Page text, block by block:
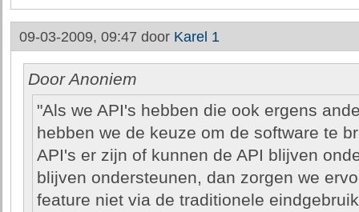
09-03-2009, 09:47 door Karel 1
Door Anoniem
"Als we API's hebben die ook ergens
hebben we de keuze om de software te
API's er zijn of kunnen de API blijven
blijven ondersteunen, dan zorgen we
feature niet via de traditionele